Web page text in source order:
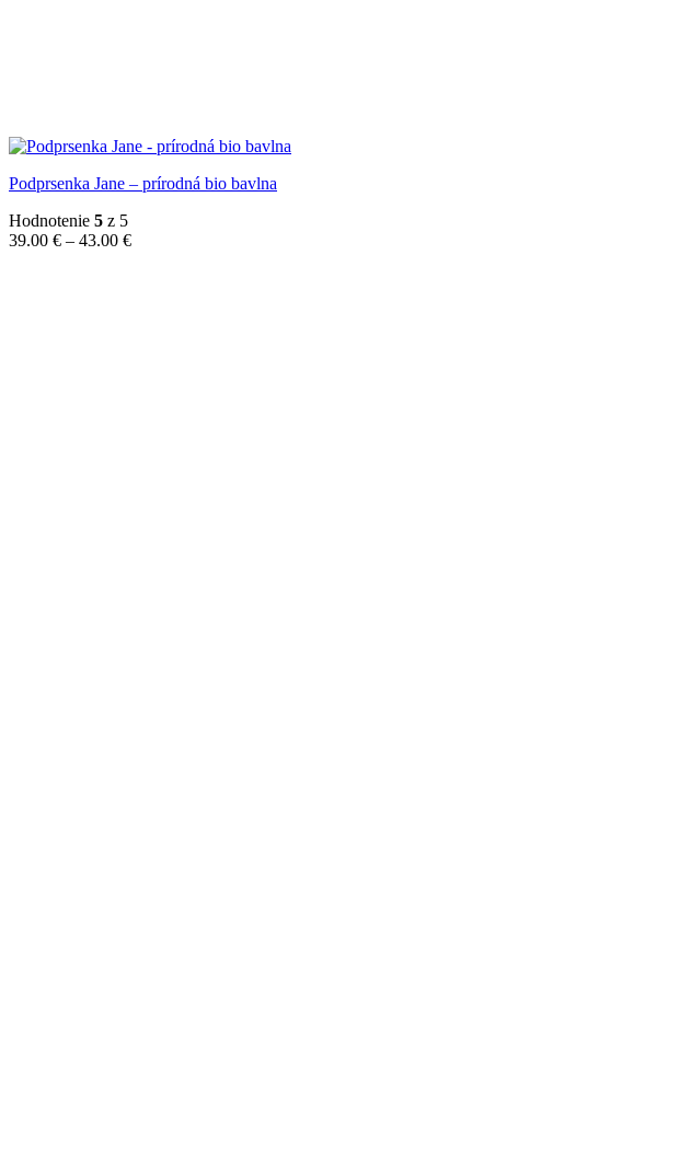
Podprsenka Jane – prírodná bio bavlna
Hodnotenie 5 z 5
39.00 € – 43.00 €Price